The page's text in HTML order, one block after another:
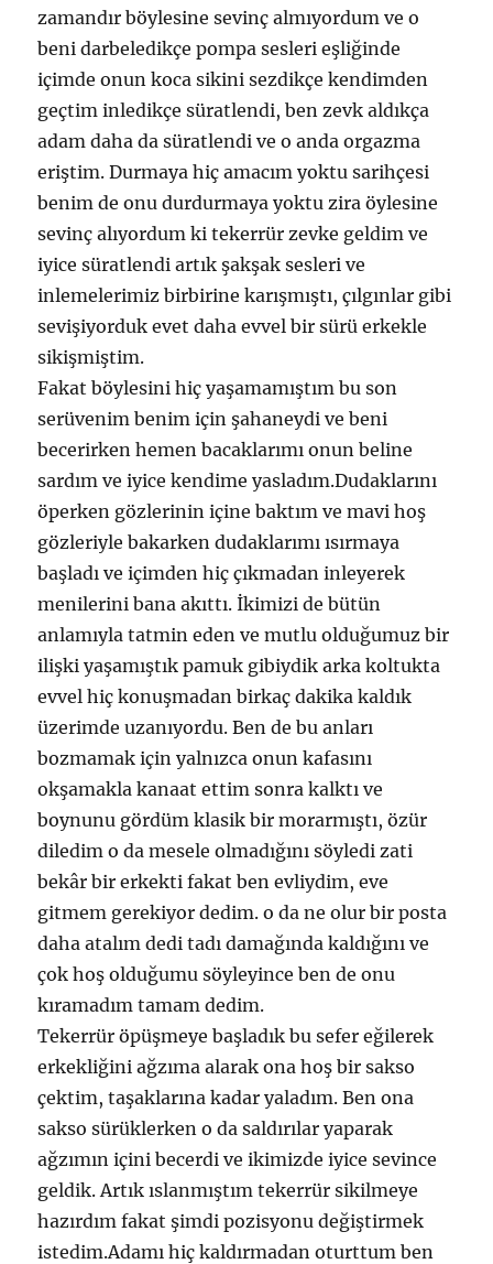
zamandır böylesine sevinç almıyordum ve o
beni darbeledikçe pompa sesleri eşliğinde
içimde onun koca sikini sezdikçe kendimden
geçtim inledikçe süratlendi, ben zevk aldıkça
adam daha da süratlendi ve o anda orgazma
eriştim. Durmaya hiç amacım yoktu sarihçesi
benim de onu durdurmaya yoktu zira öylesine
sevinç alıyordum ki tekerrür zevke geldim ve
iyice süratlendi artık şakşak sesleri ve
inlemelerimiz birbirine karışmıştı, çılgınlar gibi
sevişiyorduk evet daha evvel bir sürü erkekle
sikişmiştim.
Fakat böylesini hiç yaşamamıştım bu son
serüvenim benim için şahaneydi ve beni
becerirken hemen bacaklarımı onun beline
sardım ve iyice kendime yasladım.Dudaklarını
öperken gözlerinin içine baktım ve mavi hoş
gözleriyle bakarken dudaklarımı ısırmaya
başladı ve içimden hiç çıkmadan inleyerek
menilerini bana akıttı. İkimizi de bütün
anlamıyla tatmin eden ve mutlu olduğumuz bir
ilişki yaşamıştık pamuk gibiydik arka koltukta
evvel hiç konuşmadan birkaç dakika kaldık
üzerimde uzanıyordu. Ben de bu anları
bozmamak için yalnızca onun kafasını
okşamakla kanaat ettim sonra kalktı ve
boynunu gördüm klasik bir morarmıştı, özür
diledim o da mesele olmadığını söyledi zati
bekâr bir erkekti fakat ben evliydim, eve
gitmem gerekiyor dedim. o da ne olur bir posta
daha atalım dedi tadı damağında kaldığını ve
çok hoş olduğumu söyleyince ben de onu
kıramadım tamam dedim.
Tekerrür öpüşmeye başladık bu sefer eğilerek
erkekliğini ağzıma alarak ona hoş bir sakso
çektim, taşaklarına kadar yaladım. Ben ona
sakso sürüklerken o da saldırılar yaparak
ağzımın içini becerdi ve ikimizde iyice sevince
geldik. Artık ıslanmıştım tekerrür sikilmeye
hazırdım fakat şimdi pozisyonu değiştirmek
istedim.Adamı hiç kaldırmadan oturttum ben